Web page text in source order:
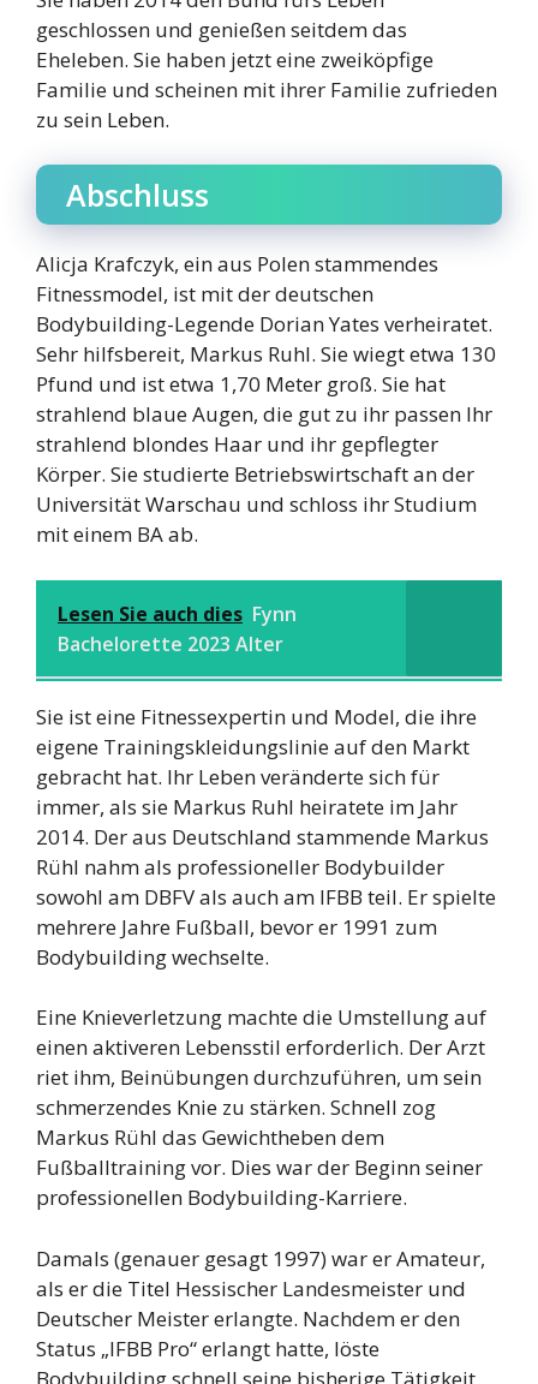
geschlossen und genießen seitdem das
Eheleben. Sie haben jetzt eine zweiköpfige
Familie und scheinen mit ihrer Familie zufrieden
zu sein Leben.
Abschluss
Alicja Krafczyk, ein aus Polen stammendes
Fitnessmodel, ist mit der deutschen
Bodybuilding-Legende Dorian Yates verheiratet.
Sehr hilfsbereit, Markus Ruhl. Sie wiegt etwa 130
Pfund und ist etwa 1,70 Meter groß. Sie hat
strahlend blaue Augen, die gut zu ihr passen Ihr
strahlend blondes Haar und ihr gepflegter
Körper. Sie studierte Betriebswirtschaft an der
Universität Warschau und schloss ihr Studium
mit einem BA ab.
Lesen Sie auch dies Fynn
Bachelorette 2023 Alter
Sie ist eine Fitnessexpertin und Model, die ihre
eigene Trainingskleidungslinie auf den Markt
gebracht hat. Ihr Leben veränderte sich für
immer, als sie Markus Ruhl heiratete im Jahr
2014. Der aus Deutschland stammende Markus
Rühl nahm als professioneller Bodybuilder
sowohl am DBFV als auch am IFBB teil. Er spielte
mehrere Jahre Fußball, bevor er 1991 zum
Bodybuilding wechselte.
Eine Knieverletzung machte die Umstellung auf
einen aktiveren Lebensstil erforderlich. Der Arzt
riet ihm, Beinübungen durchzuführen, um sein
schmerzendes Knie zu stärken. Schnell zog
Markus Rühl das Gewichtheben dem
Fußballtraining vor. Dies war der Beginn seiner
professionellen Bodybuilding-Karriere.
Damals (genauer gesagt 1997) war er Amateur,
als er die Titel Hessischer Landesmeister und
Deutscher Meister erlangte. Nachdem er den
Status „IFBB Pro“ erlangt hatte, löste
Bodybuilding schnell seine bisherige Tätigkeit